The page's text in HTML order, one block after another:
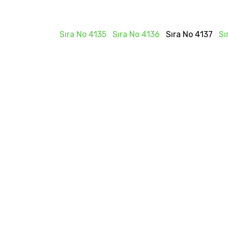
Sıra No 4135 Sıra No 4136 Sıra No 4137